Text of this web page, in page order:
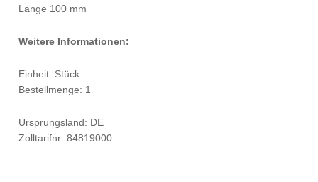
Länge 100 mm
Weitere Informationen:
Einheit: Stück
Bestellmenge: 1
Ursprungsland: DE
Zolltarifnr: 84819000